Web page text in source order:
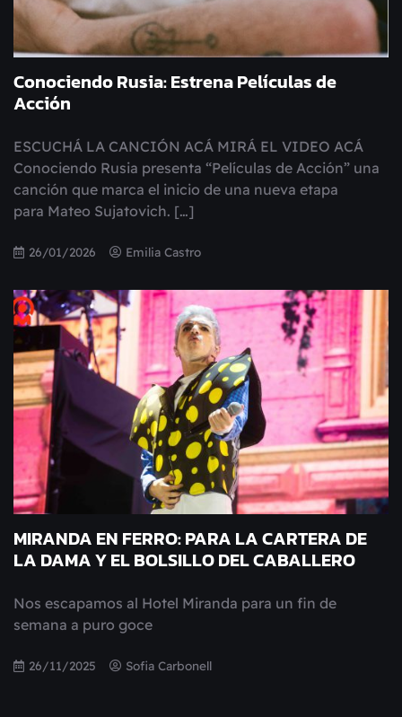
Conociendo Rusia: Estrena Películas de
Acción
ESCUCHÁ LA CANCIÓN ACÁ MIRÁ EL VIDEO ACÁ
Conociendo Rusia presenta “Películas de Acción” una
canción que marca el inicio de una nueva etapa
para Mateo Sujatovich. […]
26/01/2026 Emilia Castro
MIRANDA EN FERRO: PARA LA CARTERA DE
LA DAMA Y EL BOLSILLO DEL CABALLERO
Nos escapamos al Hotel Miranda para un fin de
semana a puro goce
26/11/2025 Sofia Carbonell